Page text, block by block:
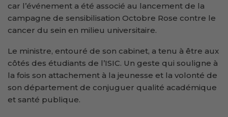
car l’événement a été associé au lancement de la
campagne de sensibilisation Octobre Rose contre le
cancer du sein en milieu universitaire.
Le ministre, entouré de son cabinet, a tenu à être aux
côtés des étudiants de l’ISIC. Un geste qui souligne à
la fois son attachement à la jeunesse et la volonté de
son département de conjuguer qualité académique
et santé publique.